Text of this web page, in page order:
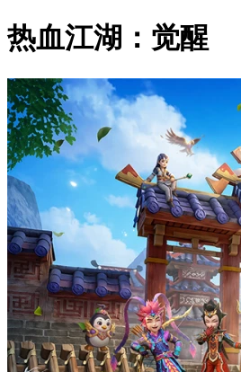
热血江湖：觉醒